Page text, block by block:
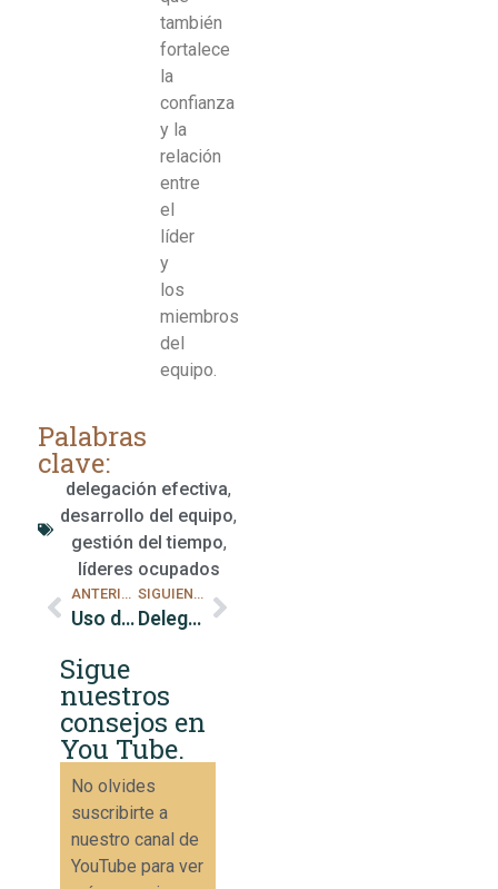
también
fortalece
la
confianza
y la
relación
entre
el
líder
y
los
miembros
del
equipo.
Palabras
clave:
delegación efectiva,
desarrollo del equipo,
gestión del tiempo,
líderes ocupados
Uso de listas de tareas para líderes ocupados Delegación de la toma de decisiones para líderes ocupados
Sigue
nuestros
consejos en
You Tube.
No olvides
suscribirte a
nuestro canal de
YouTube para ver